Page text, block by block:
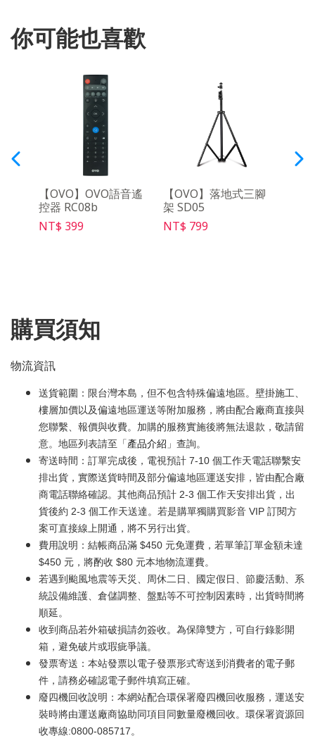
你可能也喜歡
【OVO】OVO語音遙
控器 RC08b
NT$ 399
【OVO】落地式三腳
架 SD05
NT$ 799
購買須知
物流資訊
送貨範圍：限台灣本島，但不包含特殊偏遠地區。壁掛施工、
樓層加價以及偏遠地區運送等附加服務，將由配合廠商直接與
您聯繫、報價與收費。加購的服務實施後將無法退款，敬請留
意。地區列表請至「產品介紹 」查詢。
寄送時間：訂單完成後，電視預計 7-10 個工作天電話聯繫安
排出貨，實際送貨時間及部分偏遠地區運送安排，皆由配合廠
商電話聯絡確認。其他商品預計 2-3 個工作天安排出貨，出
貨後約 2-3 個工作天送達。若是購單獨購買影音 VIP 訂閱方
案可直接線上開通，將不另行出貨。
費用說明：結帳商品滿 $450 元免運費，若單筆訂單金額未達
$450 元，將酌收 $80 元本地物流運費。
若遇到颱風地震等天災、周休二日、國定假日、節慶活動、系
統設備維護、倉儲調整、盤點等不可控制因素時，出貨時間將
順延。
收到商品若外箱破損請勿簽收。為保障雙方，可自行錄影開
箱，避免破片或瑕疵爭議。
發票寄送：本站發票以電子發票形式寄送到消費者的電子郵
件，請務必確認電子郵件填寫正確。
廢四機回收說明：本網站配合環保署廢四機回收服務，運送安
裝時將由運送廠商協助同項目同數量廢機回收。環保署資源回
收專線:0800-085717。